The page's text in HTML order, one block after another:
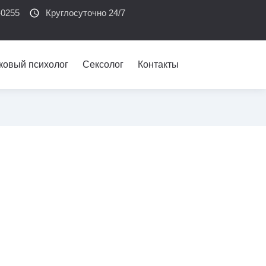
schedule Круглосуточно 24/7
психолог Сексолог Контакты